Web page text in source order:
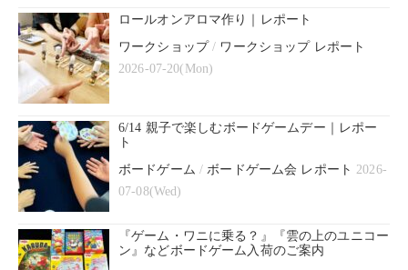
ロールオンアロマ作り｜レポート
ワークショップ/ ワークショップ レポート
2026-07-20(Mon)
6/14 親子で楽しむボードゲームデー｜レポー
ト
ボードゲーム /ボードゲーム会 レポート 2026-
07-08(Wed)
『ゲーム・ワニに乗る？』『雲の上のユニコー
ン』などボードゲーム入荷のご案内